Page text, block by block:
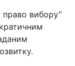
вибору”